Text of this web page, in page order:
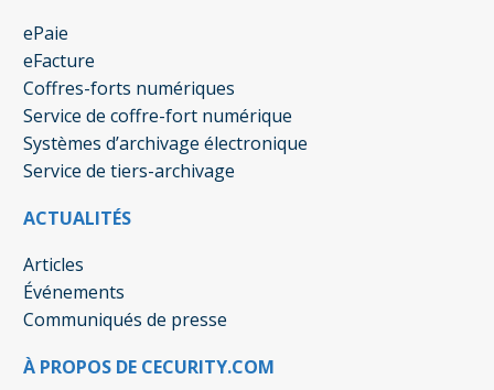
ePaie
eFacture
Coffres-forts numériques
Service de coffre-fort numérique
Systèmes d’archivage électronique
Service de tiers-archivage
ACTUALITÉS
Articles
Événements
Communiqués de presse
À PROPOS DE CECURITY.COM